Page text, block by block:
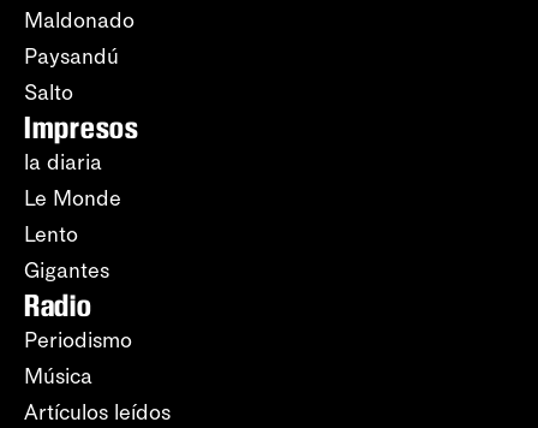
Maldonado
Paysandú
Salto
Impresos
la diaria
Le Monde
Lento
Gigantes
Radio
Periodismo
Música
Artículos leídos